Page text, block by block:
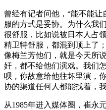
曾经有记者问他，“能不能让
服的方式是妥协。为什么我
很舒服，比如说被日本人占
精卫特舒服，都混到顶上了
像梅兰芳他们，就是今天所
奸，都不给他们演戏。我们
呗，你故意给他往坏里演，
协的渠道任何人都能找着，
从1985年进入媒体圈，崔永